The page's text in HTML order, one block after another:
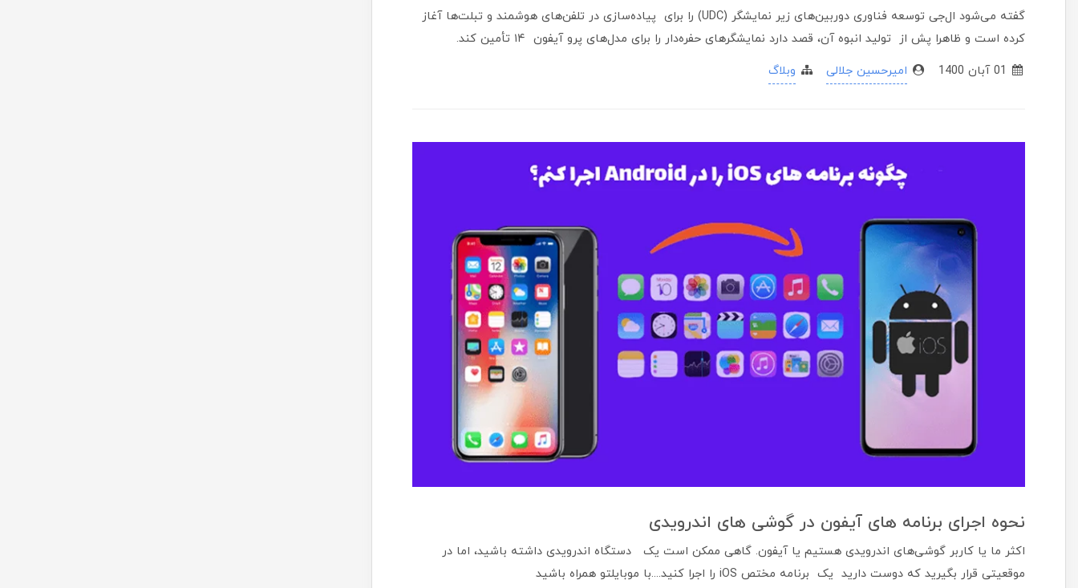
گفته می‌شود ال‌جی توسعه فناوری دوربین‌های زیر نمایشگر (UDC) را برای پیاده‌سازی در تلفن‌های هوشمند و تبلت‌ها آغاز
کرده است و ظاهرا پش از تولید انبوه آن، قصد دارد نمایشگرهای حفره‌دار را برای مدل‌های پرو آیفون ۱۴ تأمین کند.
امیرحسین جلالی وبلاگ
نحوه اجرای برنامه های آیفون در گوشی های اندرویدی
اکثر ما یا کاربر گوشی‌های اندرویدی هستیم یا آیفون. گاهی ممکن است یک دستگاه اندرویدی داشته باشید، اما در
موقعیتی قرار بگیرید که دوست دارید یک برنامه مختص iOS را اجرا کنید....با موبایلتو همراه باشید